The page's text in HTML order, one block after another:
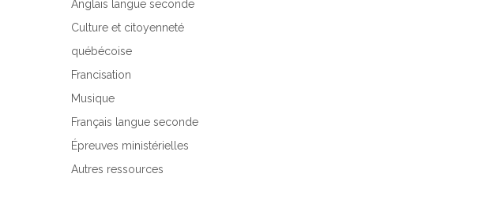
Anglais langue seconde
Culture et citoyenneté
québécoise
Francisation
Musique
Français langue seconde
Épreuves ministérielles
Autres ressources